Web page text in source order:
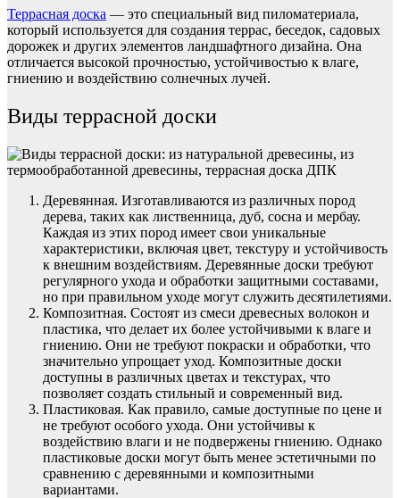
Террасная доска — это специальный вид пиломатериала,
который используется для создания террас, беседок, садовых
дорожек и других элементов ландшафтного дизайна. Она
отличается высокой прочностью, устойчивостью к влаге,
гниению и воздействию солнечных лучей.
Виды террасной доски
Деревянная. Изготавливаются из различных пород
дерева, таких как лиственница, дуб, сосна и мербау.
Каждая из этих пород имеет свои уникальные
характеристики, включая цвет, текстуру и устойчивость
к внешним воздействиям. Деревянные доски требуют
регулярного ухода и обработки защитными составами,
но при правильном уходе могут служить десятилетиями.
Композитная. Состоят из смеси древесных волокон и
пластика, что делает их более устойчивыми к влаге и
гниению. Они не требуют покраски и обработки, что
значительно упрощает уход. Композитные доски
доступны в различных цветах и текстурах, что
позволяет создать стильный и современный вид.
Пластиковая. Как правило, самые доступные по цене и
не требуют особого ухода. Они устойчивы к
воздействию влаги и не подвержены гниению. Однако
пластиковые доски могут быть менее эстетичными по
сравнению с деревянными и композитными
вариантами.